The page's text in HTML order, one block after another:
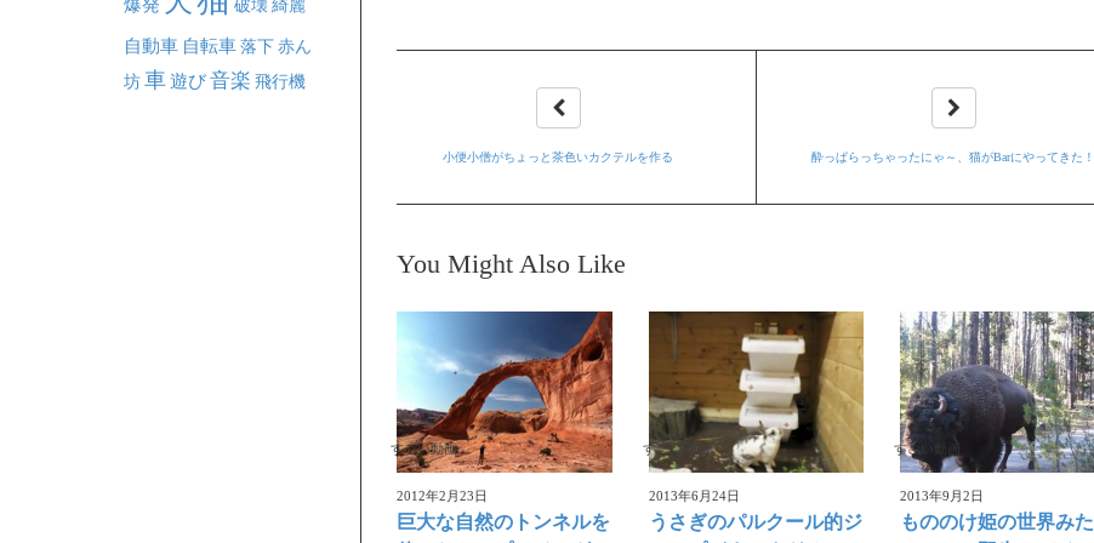
小便小僧がちょっと茶色いカクテルを作る 酔っぱらっちゃったにゃ～、猫がBarにやってきた！
You Might Also Like
すごい動画
2012年2月23日
巨大な自然のトンネルを
すごい動画
2013年6月24日
うさぎのパルクール的ジ
すごい動画
2013年9月2日
もののけ姫の世界みた
爆発 破壊綺麗
自動車 自転車落下赤ん
坊車遊び音楽 飛行機